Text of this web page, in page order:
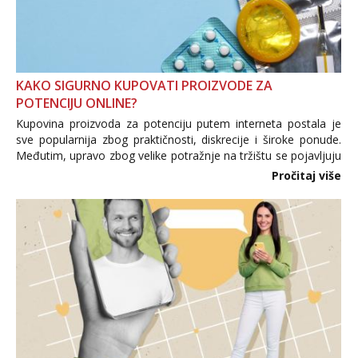
KAKO SIGURNO KUPOVATI PROIZVODE ZA
POTENCIJU ONLINE?
Kupovina proizvoda za potenciju putem interneta postala je
sve popularnija zbog praktičnosti, diskrecije i široke ponude.
Međutim, upravo zbog velike potražnje na tržištu se pojavljuju
i brojni krivotvoreni proizvodi, nepouzdane internetske
Pročitaj više